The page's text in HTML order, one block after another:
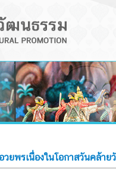
ยพรเนื่องในโอกาสวันคล้าย